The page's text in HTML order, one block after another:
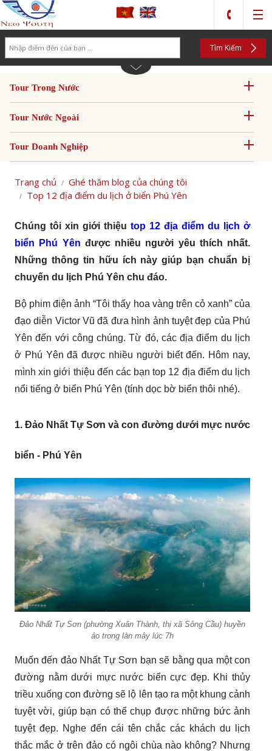
Tìm Kiếm
Tour Trong Nước
Tour Nước Ngoài
Tour Doanh Nghiệp
Trang chủ
Ghé thăm blog của chúng tôi
Top 12 địa điểm du lịch ở biển Phú Yên
Chúng tôi xin giới thiệu top 12 địa điểm du lịch ở
biển Phú Yên được nhiều người yêu thích nhất.
Những thông tin hữu ích này giúp bạn chuẩn bị
chuyến du lịch Phú Yên chu đáo.
Bộ phim điện ảnh “Tôi thấy hoa vàng trên cỏ xanh” của
đạo diễn Victor Vũ đã đưa hình ảnh tuyệt đẹp của Phú
Yên đến với công chúng. Từ đó, các địa điểm du lịch
ở Phú Yên đã được nhiều người biết đến. Hôm nay,
mình xin giới thiệu đến các bạn top 12 địa điểm du lịch
nổi tiếng ở biển Phú Yên (tính dọc bờ biển thôi nhé).
1. Đảo Nhất Tự Sơn và con đường dưới mực nước
biển - Phú Yên
Đảo Nhất Tự Sơn (phường Xuân Thành, thị xã Sông Cầu) huyền
ảo trong làn mây lúc 7h
Muốn đến đảo Nhất Tự Sơn bạn sẽ bằng qua một con
đường nằm dưới mực nước biển cực đẹp. Khi thủy
triều xuống con đường sẽ lộ lên tạo ra một khung cảnh
tuyệt vời, giúp bạn có thể chụp được những bức ảnh
tuyệt đẹp. Nghe đến cái tên chắc các khách du lịch
thắc mắc ở trên đảo có ngôi chùa nào không? Nhưng